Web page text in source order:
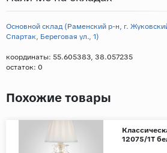
Основной склад (Раменский р-н, г.
Спартак, Береговая ул., 1)
координаты: 55.605383, 38.057235
остаток: 0
Похожие товары
12075/1T